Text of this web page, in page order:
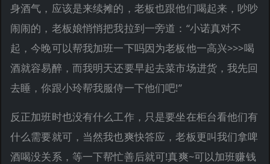
身酒气，应该是来续摊的，老板也跟他们喝起来，吵吵
闹闹的，老板娘悄悄把我拉到一旁道：“小诺真对不
起，今晚可以帮我加班一下吗因为老板他一高兴>>>喝
酒就容易醉，而我明天还要早起去菜市场进货，我先回
去睡，你跟小玲帮我服侍一下他们吧!”
反正加班时也没有什么工作，只是要坐在柜台看他们有
什么需要就可，当然我也爽快答应，老板更叫我们拿啤
酒喝没关系，等一下帮忙善后就可!真爽~可以加班赚钱